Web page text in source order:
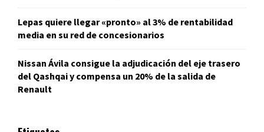
Lepas quiere llegar «pronto» al 3% de rentabilidad
media en su red de concesionarios
Nissan Ávila consigue la adjudicación del eje trasero
del Qashqai y compensa un 20% de la salida de
Renault